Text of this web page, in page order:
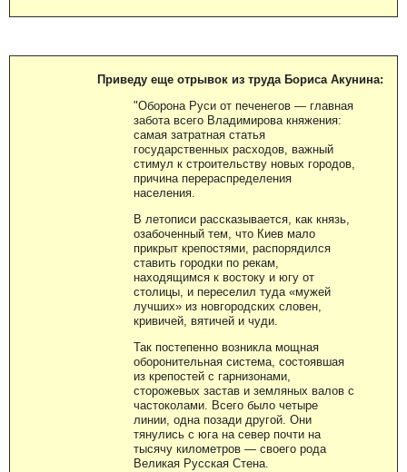
Приведу еще отрывок из труда Бориса Акунина:
"Оборона Руси от печенегов — главная
забота всего Владимирова княжения:
самая затратная статья
государственных расходов, важный
стимул к строительству новых городов,
причина перераспределения
населения.
В летописи рассказывается, как князь,
озабоченный тем, что Киев мало
прикрыт крепостями, распорядился
ставить городки по рекам,
находящимся к востоку и югу от
столицы, и переселил туда «мужей
лучших» из новгородских словен,
кривичей, вятичей и чуди.
Так постепенно возникла мощная
оборонительная система, состоявшая
из крепостей с гарнизонами,
сторожевых застав и земляных валов с
частоколами. Всего было четыре
линии, одна позади другой. Они
тянулись с юга на север почти на
тысячу километров — своего рода
Великая Русская Стена.